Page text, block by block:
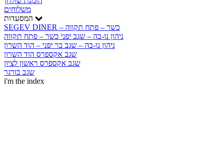
משלוחים
SEGEV DINER – כשר – פתח תקווה
ניהון נו-בה – שגב יפני כשר – פתח תקווה
ניהון נו-בה – שגב בר יפני – הוד השרון
שגב אקספרס הוד השרון
שגב אקספרס ראשון לציון
שגב בורגר
i'm the index